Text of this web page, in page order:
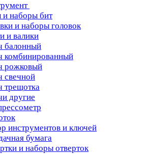
и наборы бит
и наборы головок
и валики
балонный
комбинированный
рожковый
свечной
трещотка
другие
инструментов и ключей
бумага
и наборы отверток